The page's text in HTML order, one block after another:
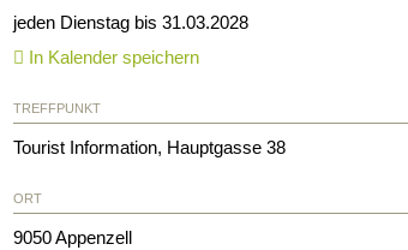
jeden Dienstag bis 31.03.2028
In Kalender speichern
TREFFPUNKT
Tourist Information, Hauptgasse 38
ORT
9050Appenzell